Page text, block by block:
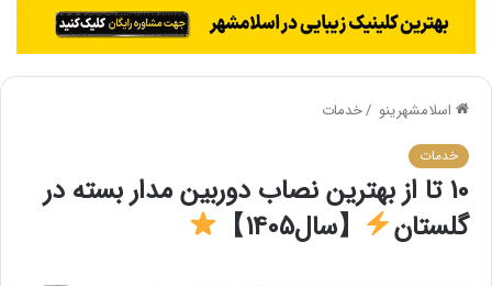
اسلامشهرینو /خدمات
خدمات
10 تا از بهترین نصاب دوربین مدار بسته در
گلستان
【سال1405】